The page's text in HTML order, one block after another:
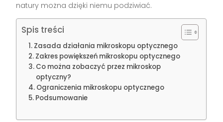
natury można dzięki niemu podziwiać.
Spis treści
Zasada działania mikroskopu optycznego
Zakres powiększeń mikroskopu optycznego
Co można zobaczyć przez mikroskop
optyczny?
Ograniczenia mikroskopu optycznego
Podsumowanie